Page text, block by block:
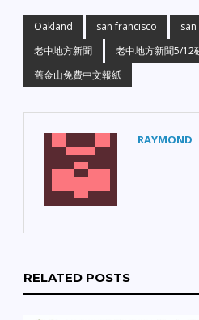
鎖故障的主因，PG&E 面
臨新一輪審查。 【倫理命
案】山景城殺母案嫌疑人
落網 山景城警方宣布逮捕
一名涉嫌殺害其親生母親
後，警方在案發數小時內
便根據鄰居舉報將嫌疑人
歸案。 【正義宣判】聖荷
殺罪成 震驚灣區的聖荷西
案，法院今日做出裁決。
【教育爭議】都柏林學區
教師集體罷工 因不滿薪資
爾
查
伴侶
日前
（
項重
殺人案兩嫌落網 San Jose
警方針對近期發生的三槍
殺人案展開追查，目前已
順利逮捕兩名涉案嫌疑
人。 San Francisco｜華埠
San Francisco Chinatown
發生刺傷事件，涉案嫌疑
人已被捕並面臨企圖謀殺
指控。 【交通與生活動
態】 San Francisco｜SFO
航班輪胎損壞返航 聯合航
自 SFO 起飛的航班，在起
San Francisco｜Earth,
Wind & Fire 演唱會延期
Oakland san francisco
老中地方新聞
老中地方新聞5/12
舊金山免費中文報紙
RAYMOND
RELATED POSTS